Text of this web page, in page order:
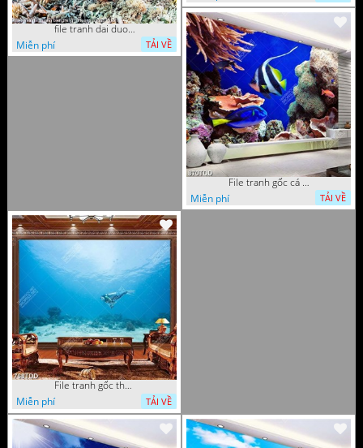
file tranh dai duong bien trang tri tuong phong khach
Miễn phí
TẢI VỀ
File tranh gốc cá và san hô dưới đáy biển
Miễn phí
TẢI VỀ
File tranh gốc thợ lặn dưới đại dương
Miễn phí
TẢI VỀ